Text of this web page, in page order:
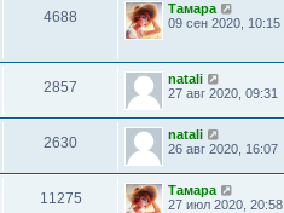
4688
Тамара
09 сен 2020, 10:15
2857
natali
27 авг 2020, 09:31
2630
natali
26 авг 2020, 16:07
11275
Тамара
27 июл 2020, 20:58